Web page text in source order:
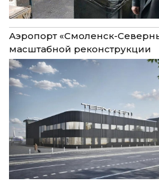
Аэропорт «Смоленск-
масштабной реконструкции